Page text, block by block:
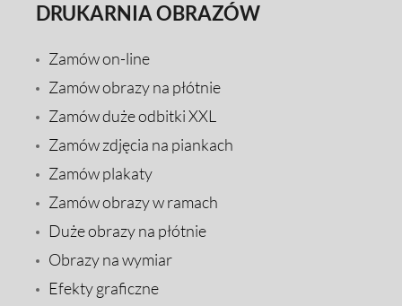
DRUKARNIA OBRAZÓW
Zamów on-line
Zamów obrazy na płótnie
Zamów duże odbitki XXL
Zamów zdjęcia na piankach
Zamów plakaty
Zamów obrazy w ramach
Duże obrazy na płótnie
Obrazy na wymiar
Efekty graficzne